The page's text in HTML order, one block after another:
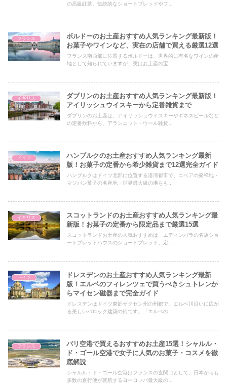
の高級紅茶、伝統的なショートブレッドやフ...
フランス
ボルドーのお土産おすすめ人気ランキング最新版！
お菓子やワインなど、実在の店舗で買える厳選12選
フランス南西部に位置するボルドーは、世界的に有名なワインの産
地として知られていますが、実はお土産の宝...
イギリス
ダブリンのお土産おすすめ人気ランキング最新版！
アイリッシュウイスキーから定番雑貨まで
ダブリンのお土産は、アイリッシュウイスキーやギネスビールなど
の定番飲料から、アランニット・ウール雑貨...
ドイツ
ハンブルクのお土産おすすめ人気ランキング最新
版！お菓子の定番から希少雑貨まで12選完全ガイド
ハンブルクはドイツ北部に位置する港湾都市で、ニベアの発祥地・
マジパン菓子の名産地・世界最大級の港をも...
イギリス
スコットランドのお土産おすすめ人気ランキング最
新版！お菓子の定番から限定品まで厳選15選
スコットランドお土産の人気おすすめは、エディンバラの名店ショ
ートブレッドハウスのショートブレッド、定...
ドイツ
ドレスデンのお土産おすすめ人気ランキング最新
版！エルベのフィレンツェで買うべきシュトレンか
らマイセン磁器まで完全ガイド
ドレスデンはドイツ東部ザクセン州の州都で、エルベ川沿いに広が
る美しいバロック建築の街です。「エルベの...
フランス
パリ空港で買えるおすすめお土産15選！シャルル・
ド・ゴール空港で女子に人気のお菓子・コスメを徹
底解説
シャルル・ド・ゴール空港はフランスの玄関口として、日本からも
多数の直行便が就航するヨーロッパ最大級の...